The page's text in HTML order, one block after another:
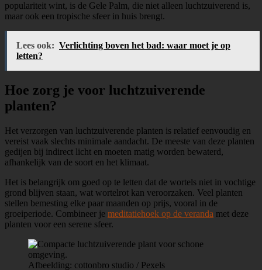
populariteit wint, is de Gele Palm, die niet alleen luchtzuiverend is,
maar ook een tropische sfeer in huis brengt.
Lees ook: Verlichting boven het bad: waar moet je op
letten?
Hoe zorg je voor luchtzuiverende
planten?
Het verzorgen van luchtzuiverende planten is relatief eenvoudig en
vereist vaak slechts minimale aandacht. De meeste van deze planten
gedijen bij indirect licht en moeten matig worden bewaterd,
afhankelijk van de soort en het klimaat.
Het is belangrijk om goed op te letten dat de wortels niet in vochtige
grond blijven staan, wat wortelrot kan veroorzaken. Veel planten
stellen bemesting elke paar maanden op prijs, vooral in de
groeiperiode. Combineer je meditatiehoek op de veranda met deze
planten voor een serene sfeer.
Afbeelding: cottonbro studio / Pexels